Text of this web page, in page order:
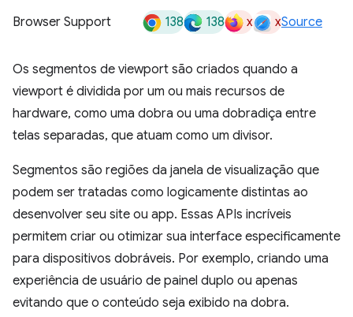
Browser Support 138 138 x xSource
Os segmentos de viewport são criados quando a
viewport é dividida por um ou mais recursos de
hardware, como uma dobra ou uma dobradiça entre
telas separadas, que atuam como um divisor.
Segmentos são regiões da janela de visualização que
podem ser tratadas como logicamente distintas ao
desenvolver seu site ou app. Essas APIs incríveis
permitem criar ou otimizar sua interface especificamente
para dispositivos dobráveis. Por exemplo, criando uma
experiência de usuário de painel duplo ou apenas
evitando que o conteúdo seja exibido na dobra.